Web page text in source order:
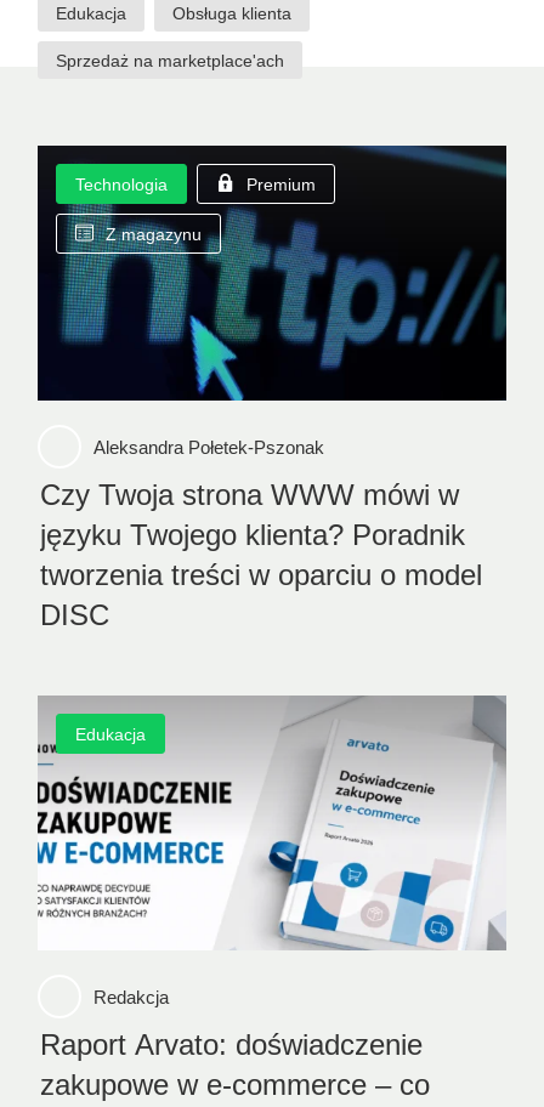
Edukacja Obsługa klienta
Sprzedaż na marketplace'ach
Technologia Premium
Z magazynu
Aleksandra Połetek-Pszonak
Czy Twoja strona WWW mówi w
języku Twojego klienta? Poradnik
tworzenia treści w oparciu o model
DISC
Edukacja
Redakcja
Raport Arvato: doświadczenie
zakupowe w e-commerce – co